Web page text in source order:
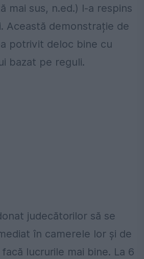
mai sus, n.ed.) l-a respins
Această demonstrație de
potrivit deloc bine cu
bazat pe reguli.
judecătorilor să se
în camerele lor și de
lucrurile mai bine. La 6